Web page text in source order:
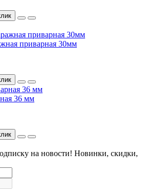
приварная 30мм
36 мм
на новости! Новинки, скидки,